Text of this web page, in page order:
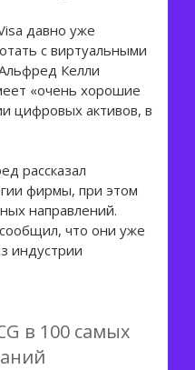
давно уже
с виртуальными
Келли
«очень хорошие
цифровых активов, в
рассказал
фирмы, при этом
направлений.
что они уже
индустрии
в 100 самых